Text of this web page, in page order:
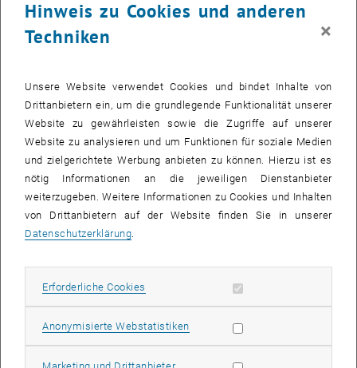
Einflussmöglichkeiten.
Hier haben wir für Sie unsere Key-Learnings aus dem
Leadership
Key-Learnings des Leadership Talks #1:
„Always be ahead of the plan!“ Eine penible Vorbereitung und die
Ausarbeitung von verschiedenen Szenarien sind wesentlich, um
Kontollverlust zu vermeiden.
Führungskräfte essentiel, um die Persönlichkeit erfassen und die
Hinweis zu Cookies und anderen
Techniken
×
Unsere Website verwendet Cookies und bindet Inhalte von
Drittanbietern ein, um die grundlegende Funktionalität unserer
Website zu gewährleisten sowie die Zugriffe auf unserer
Website zu analysieren und um Funktionen für soziale Medien
und zielgerichtete Werbung anbieten zu können. Hierzu ist es
nötig Informationen an die jeweiligen Dienstanbieter
weiterzugeben. Weitere Informationen zu Cookies und Inhalten
von Drittanbietern auf der Website finden Sie in unserer
Datenschutzerklärung.
Erforderliche Cookies Erforderliche Cookies zulassen
Anonymisierte WebstatistikenStatistik Cookies zulassen
Marketing Cookies zulassen